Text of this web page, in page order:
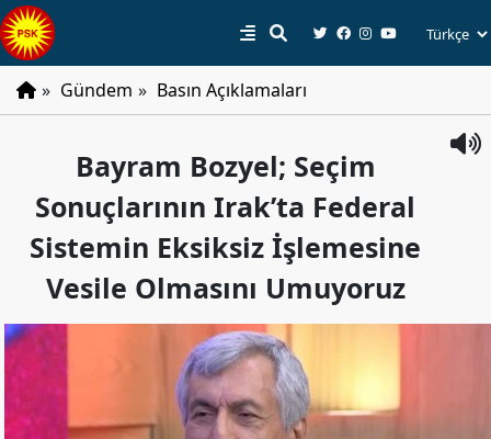
Tarihçe
Parti
Programı
Parti
Tüzüğü
YÖNETIM
Başkan
» Gündem » Basın Açıklamaları
Bayram Bozyel; Seçim
Sonuçlarının Irak’ta Federal
Sistemin Eksiksiz İşlemesine
Vesile Olmasını Umuyoruz